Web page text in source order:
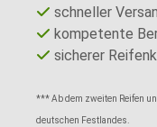
schneller
kompetente
sicherer
*** Ab dem zweiten Reifen
deutschen Festlandes.